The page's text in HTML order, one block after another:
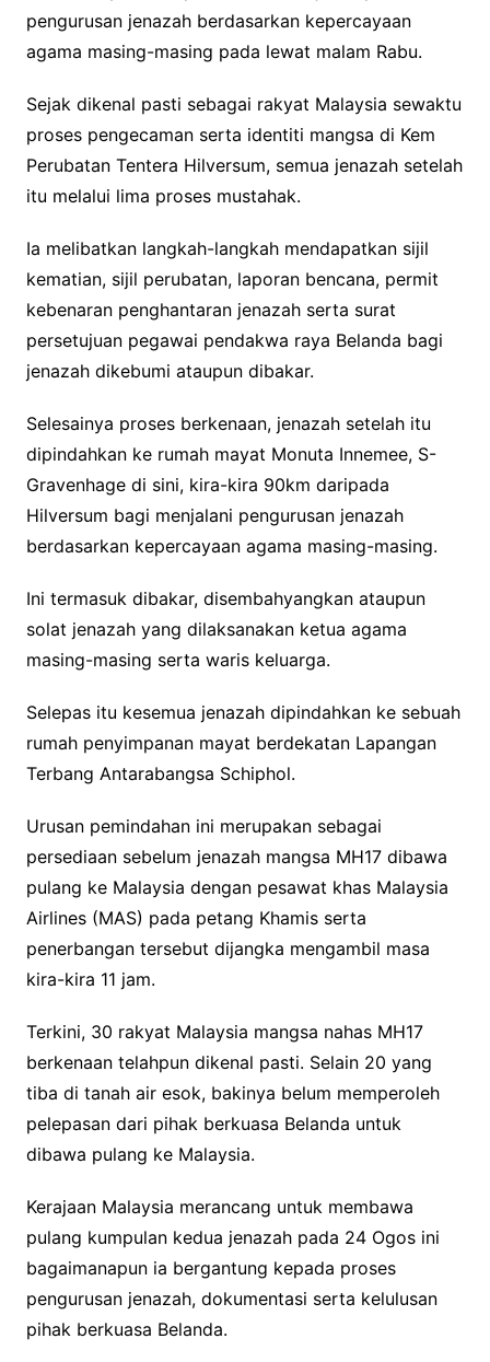
pengurusan jenazah berdasarkan kepercayaan
agama masing-masing pada lewat malam Rabu.
Sejak dikenal pasti sebagai rakyat Malaysia sewaktu
proses pengecaman serta identiti mangsa di Kem
Perubatan Tentera Hilversum, semua jenazah setelah
itu melalui lima proses mustahak.
Ia melibatkan langkah-langkah mendapatkan sijil
kematian, sijil perubatan, laporan bencana, permit
kebenaran penghantaran jenazah serta surat
persetujuan pegawai pendakwa raya Belanda bagi
jenazah dikebumi ataupun dibakar.
Selesainya proses berkenaan, jenazah setelah itu
dipindahkan ke rumah mayat Monuta Innemee, S-
Gravenhage di sini, kira-kira 90km daripada
Hilversum bagi menjalani pengurusan jenazah
berdasarkan kepercayaan agama masing-masing.
Ini termasuk dibakar, disembahyangkan ataupun
solat jenazah yang dilaksanakan ketua agama
masing-masing serta waris keluarga.
Selepas itu kesemua jenazah dipindahkan ke sebuah
rumah penyimpanan mayat berdekatan Lapangan
Terbang Antarabangsa Schiphol.
Urusan pemindahan ini merupakan sebagai
persediaan sebelum jenazah mangsa MH17 dibawa
pulang ke Malaysia dengan pesawat khas Malaysia
Airlines (MAS) pada petang Khamis serta
penerbangan tersebut dijangka mengambil masa
kira-kira 11 jam.
Terkini, 30 rakyat Malaysia mangsa nahas MH17
berkenaan telahpun dikenal pasti. Selain 20 yang
tiba di tanah air esok, bakinya belum memperoleh
pelepasan dari pihak berkuasa Belanda untuk
dibawa pulang ke Malaysia.
Kerajaan Malaysia merancang untuk membawa
pulang kumpulan kedua jenazah pada 24 Ogos ini
bagaimanapun ia bergantung kepada proses
pengurusan jenazah, dokumentasi serta kelulusan
pihak berkuasa Belanda.